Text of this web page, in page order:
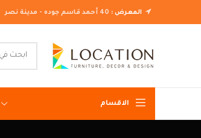
المعرض :
الاقسام